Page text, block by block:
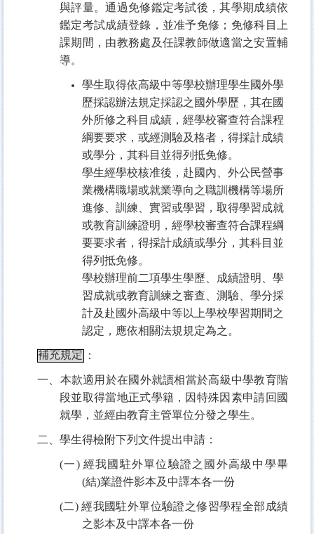
與評量。通過免修鑑定考試後，其學期成績依
鑑定考試成績登錄，並准予免修；免修科目上
課期間，由教務處及任課教師做適當之安置輔
導。
學生取得依高級中等學校辦理學生國外學
歷採認辦法規定採認之國外學歷，其在國
外所修之科目成績，經學校審查符合課程
綱要要求，或經測驗及格者，得採計成績
或學分，其科目並得列抵免修。
學生經學校核准後，赴國內、外公民營事
業機構職場或就業導向之職訓機構等場所
進修、訓練、實習或學習，取得學習成就
或教育訓練證明，經學校審查符合課程綱
要要求者，得採計成績或學分，其科目並
得列抵免修。
學校辦理前二項學生學歷、成績證明、學
習成就或教育訓練之審查、測驗、學分採
計及赴國外高級中等以上學校學習期間之
認定，應依相關法規規定為之。
補充規定 ：
一、本款適用於在國外就讀相當於高級中學教育階
段並取得當地正式學籍，因特殊因素申請回國
就學，並經由教育主管單位分發之學生。
二、學生得檢附下列文件提出申請：
(一) 經我國駐外單位驗證之國外高級中學畢
(結)業證件影本及中譯本各一份
(二) 經我國駐外單位驗證之修習學程全部成績
之影本及中譯本各一份